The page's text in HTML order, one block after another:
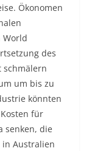
Ökonomen
World
des
schmälern
um bis zu
könnten
für
senken, die
Australien